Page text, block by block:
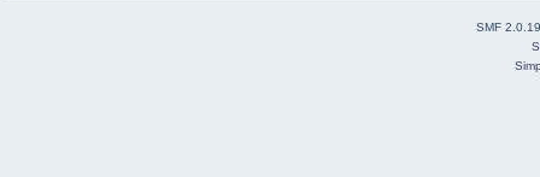
SMF 2.0.19